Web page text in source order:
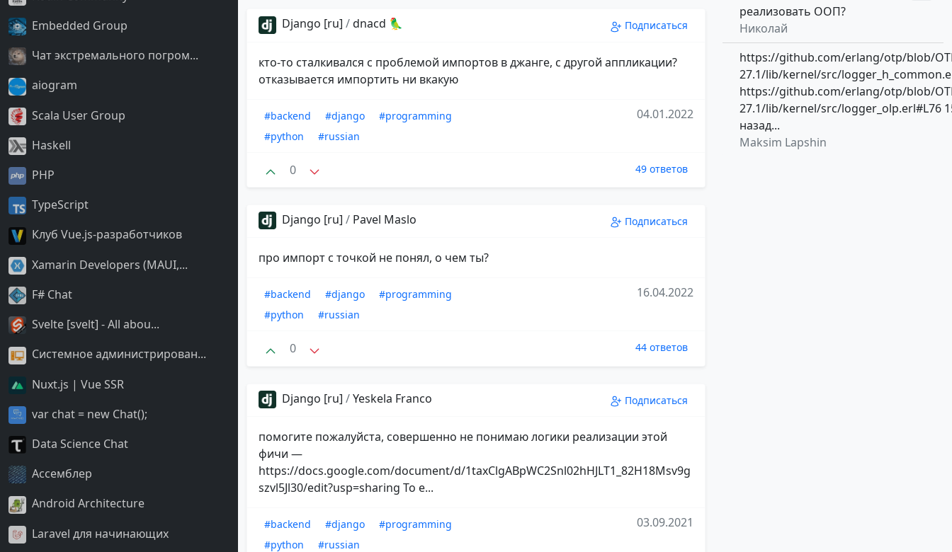
Embedded Group
Чат экстремального погром...
aiogram
Scala User Group
Haskell
PHP
TypeScript
Клуб Vue.js-разработчиков
Xamarin Developers (MAUI,...
F# Chat
Svelte [svelt] - All abou...
Системное администрирован...
Nuxt.js | Vue SSR
var chat = new Chat();
Data Science Chat
Ассемблер
Android Architecture
Laravel для начинающих
Django [ru] /dnacd 🦜 Подписаться
кто-то сталкивался с проблемой импортов в джанге, с другой аппликации?
отказывается импортить ни вкакую
#backend #django
#programming
#python
#russian
04.01.2022
0 49 ответов
Django [ru] / Pavel Maslo Подписаться
про импорт с точкой не понял, о чем ты?
#backend #django
#programming
#python
#russian
16.04.2022
0 44 ответов
Django [ru] /Yeskela Franco Подписаться
помогите пожалуйста, совершенно не понимаю логики реализации этой
фичи —
https://docs.google.com/document/d/1taxClgABpWC2Snl02hHJLT1_82H18Msv9g
szvl5Jl30/edit?usp=sharing То е...
#backend #django
#programming
#python
#russian
03.09.2021
реализовать ООП?
Николай
https://github.com/erlang/otp/blob/
27.1/lib/kernel/src/
https://github.com/erlang/otp/blob/
27.1/lib/kernel/src/logger_olp.erl#L76
назад...
Maksim Lapshin